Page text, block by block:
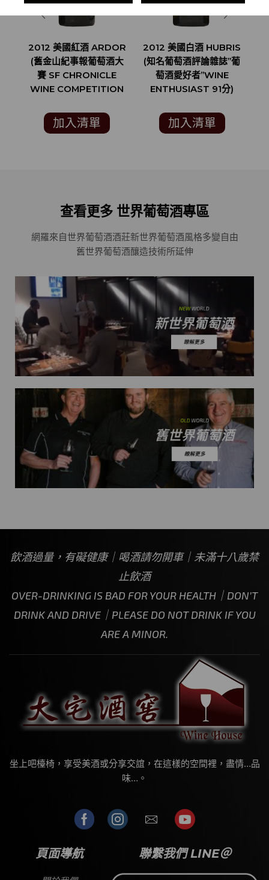
2012 美國紅酒 ARDOR
(舊金山紀事報葡萄酒大
賽 SF CHRONICLE
WINE COMPETITION
加入清單
2012 美國白酒 HUBRIS
(知名葡萄酒評論雜誌”葡
萄酒愛好者”WINE
ENTHUSIAST 91分)
加入清單
查看更多 世界葡萄酒專區
網羅來自世界葡萄酒酒莊新世界葡萄酒風格多變自由
舊世界葡萄酒釀造技術所延伸
飲酒過量，有礙健康｜喝酒請勿開車｜未滿十八歲禁
止飲酒
OVER-DRINKING IS BAD FOR YOUR HEALTH｜DON’T
DRINK AND DRIVE｜PLEASE DO NOT DRINK IF YOU
ARE A MINOR.
坐上吧檯椅，享受美酒或分享交誼，在這樣的空間裡，盡情…品
味…。
頁面導航 聯繫我們 LINE＠